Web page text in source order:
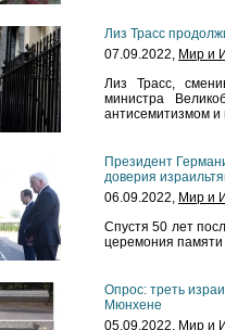
Лиз Трасс
07.09.2022, Мир и
Лиз Трасс,
министра
антисемитизмом
Президент
доверия
06.09.2022, Мир и
Спустя 50 лет
церемония памяти
Опрос: треть
Мюнхене
05.09.2022, Мир и